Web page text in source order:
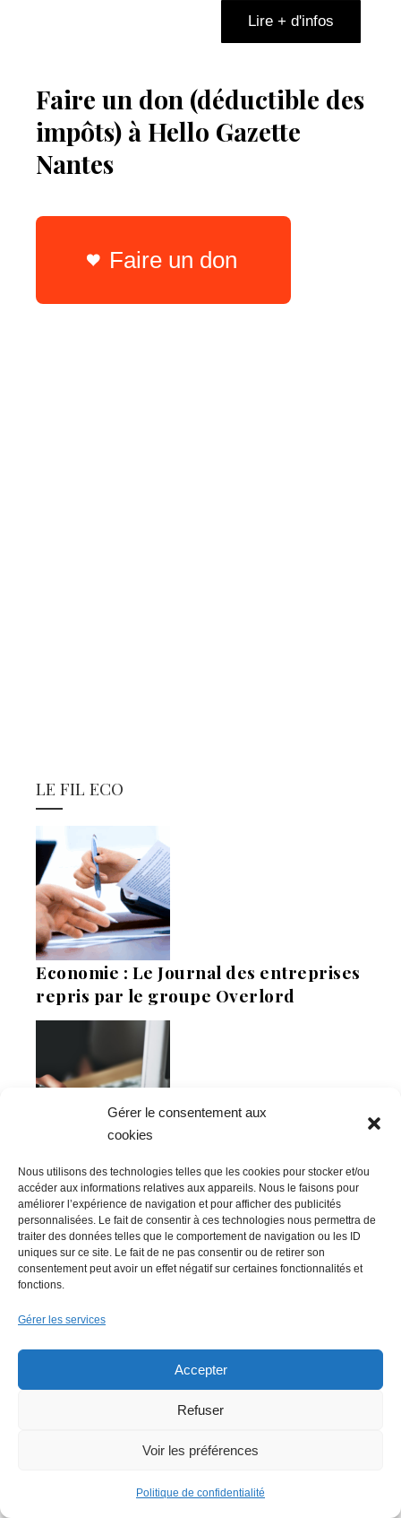
Gérer le consentement aux
cookies
Nous utilisons des technologies telles que les cookies pour stocker et/ou
accéder aux informations relatives aux appareils. Nous le faisons pour
améliorer l’expérience de navigation et pour afficher des publicités
personnalisées. Le fait de consentir à ces technologies nous permettra de
traiter des données telles que le comportement de navigation ou les ID
uniques sur ce site. Le fait de ne pas consentir ou de retirer son
consentement peut avoir un effet négatif sur certaines fonctionnalités et
fonctions.
Gérer les services
Accepter
Refuser
Voir les préférences
Politique de confidentialité
Lire + d'infos
Faire un don (déductible des
impôts) à Hello Gazette
Nantes
Faire un don
LE FIL ECO
Economie : Le Journal des entreprises
repris par le groupe Overlord
Emploi : une journée de recrutement
digne d’un film
Economie : Wash.ME poursuit son
développement dans la région